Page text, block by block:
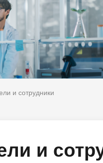
Библиотека
Оценка качества
Единое окно по решению
поддержки молодых
семей и матерей (отцов) с
и сотрудники
и